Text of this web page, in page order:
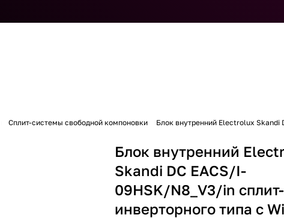
Сплит-системы свободной компоновки Блок внутренний Electrolux Skandi
Блок внутренний
Skandi DC EACS/I-
09HSK/N8_V3/in
инверторного типа с